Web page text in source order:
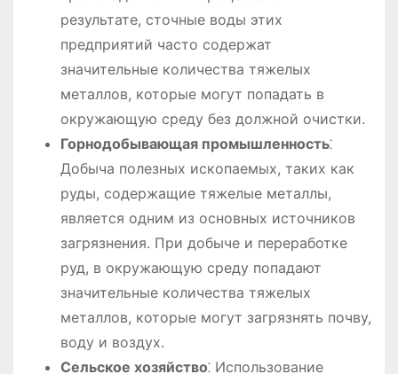
результате, сточные воды этих
предприятий часто содержат
значительные количества тяжелых
металлов, которые могут попадать в
окружающую среду без должной очистки.
Горнодобывающая промышленность⁚
Добыча полезных ископаемых, таких как
руды, содержащие тяжелые металлы,
является одним из основных источников
загрязнения. При добыче и переработке
руд, в окружающую среду попадают
значительные количества тяжелых
металлов, которые могут загрязнять почву,
воду и воздух.
Сельское хозяйство⁚ Использование